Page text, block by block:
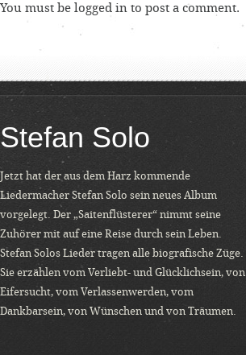
You must be logged in to post a comment.
Stefan Solo
Jetzt hat der aus dem Harz kommende
Liedermacher Stefan Solo sein neues Album
vorgelegt. Der „Saitenflüsterer“ nimmt seine
Zuhörer mit auf eine Reise durch sein Leben.
Stefan Solos Lieder tragen alle biografische Züge.
Sie erzählen vom Verliebt- und Glücklichsein, von
Eifersucht, vom Verlassenwerden, vom
Dankbarsein, von Wünschen und von Träumen.